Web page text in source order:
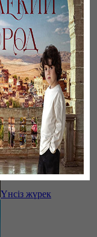
Үзілген жапырақтар
Үнсіз жүрек